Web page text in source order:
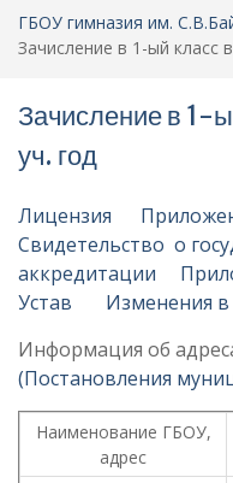
ГБОУ гимназия им.
Зачисление в 1-ый класс
Зачисление в 1-
уч. год
Лицензия
Свидетельство о
аккредитации
Устав
Изменения в
Информация об
(Постановления
Наименование ГБОУ,
адрес